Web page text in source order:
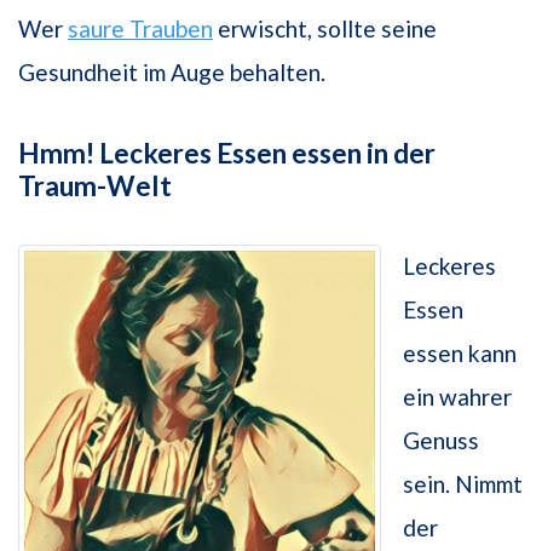
Wer saure Trauben erwischt, sollte seine
Gesundheit im Auge behalten.
Hmm! Leckeres Essen essen in der
Traum-Welt
Leckeres
Essen
essen kann
ein wahrer
Genuss
sein. Nimmt
der